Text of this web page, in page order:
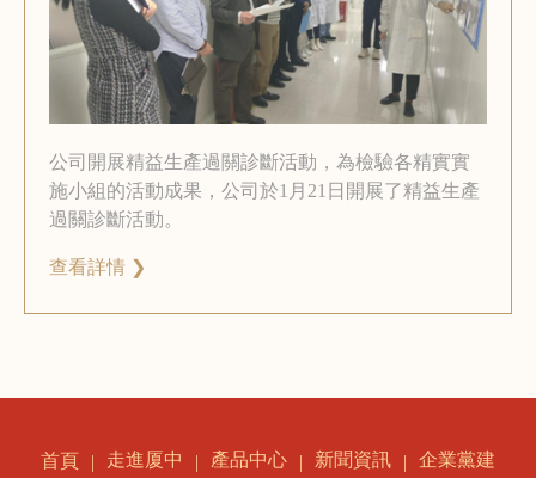
公司開展精益生產過關診斷活動，為檢驗各精實實
施小組的活動成果，公司於1月21日開展了精益生產
過關診斷活動。
查看詳情 ❯
首頁 走進厦中 產品中心 新聞資訊
企業黨建